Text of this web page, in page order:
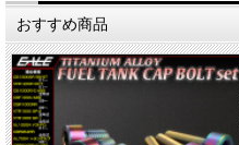
おすすめ商品